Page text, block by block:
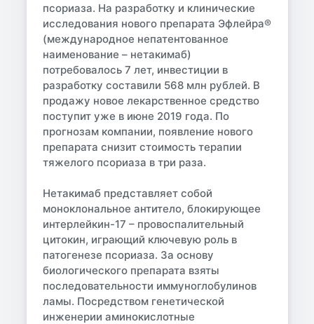
псориаза. На разработку и клинические
исследования нового препарата Эфлейра®
(международное непатентованное
наименование –нетакимаб)
потребовалось 7 лет, инвестиции в
разработку составили 568 млн рублей. В
продажу новое лекарственное средство
поступит уже в июне 2019 года. По
прогнозам компании, появление нового
препарата снизит стоимость терапии
тяжелого псориаза в три раза.
Нетакимаб представляет собой
моноклональное антитело, блокирующее
интерлейкин-17 – провоспалительный
цитокин, играющий ключевую роль в
патогенезе псориаза. За основу
биологического препарата взяты
последовательности иммуноглобулинов
ламы. Посредством генетической
инженерии аминокислотные